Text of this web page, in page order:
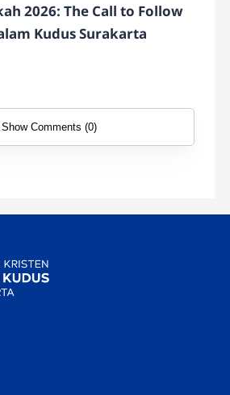
2026: The Call to Follow
Kudus Surakarta
Show Comments (0)